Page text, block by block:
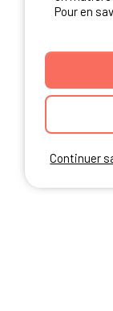
Continuer
Pour en